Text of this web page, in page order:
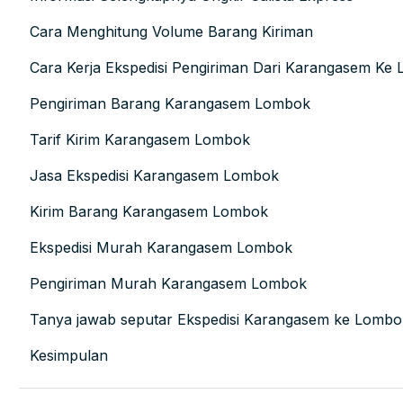
Cara Menghitung Volume Barang Kiriman
Cara Kerja Ekspedisi Pengiriman Dari Karangasem Ke
Pengiriman Barang Karangasem Lombok
Tarif Kirim Karangasem Lombok
Jasa Ekspedisi Karangasem Lombok
Kirim Barang Karangasem Lombok
Ekspedisi Murah Karangasem Lombok
Pengiriman Murah Karangasem Lombok
Tanya jawab seputar Ekspedisi Karangasem ke
Kesimpulan